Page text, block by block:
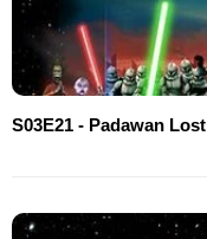
S03E21 - Padawan Lost